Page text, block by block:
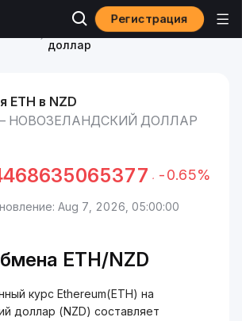
Регистрация
Ethereum to Новозеландский
доллар
ETH в NZD
— НОВОЗЕЛАНДСКИЙ ДОЛЛАР
-0.65%
Aug 7, 2026, 05:00:00
ETH/NZD
курс Ethereum(ETH) на
доллар (NZD) составляет